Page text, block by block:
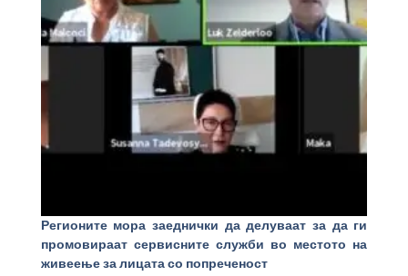
Регионите мора заеднички да делуваат за да ги
промовираат сервисните служби во местото на
живеење за лицата со попреченост